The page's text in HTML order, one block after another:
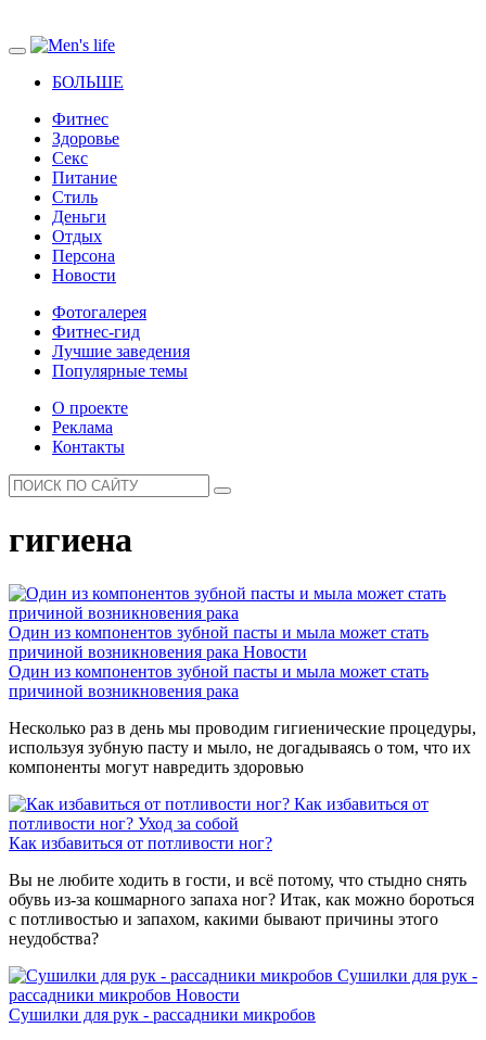
БОЛЬШЕ
Фитнес
Здоровье
Секс
Питание
Стиль
Деньги
Отдых
Персона
Новости
Фотогалерея
Фитнес-гид
Лучшие заведения
Популярные темы
О проекте
Реклама
Контакты
гигиена
Один из компонентов зубной пасты и мыла может стать
причиной возникновения рака Новости
Один из компонентов зубной пасты и мыла может стать
причиной возникновения рака
Несколько раз в день мы проводим гигиенические процедуры,
используя зубную пасту и мыло, не догадываясь о том, что их
компоненты могут навредить здоровью
Как избавиться от
потливости ног? Уход за собой
Как избавиться от потливости ног?
Вы не любите ходить в гости, и всё потому, что стыдно снять
обувь из-за кошмарного запаха ног? Итак, как можно бороться
с потливостью и запахом, какими бывают причины этого
неудобства?
Сушилки для рук -
рассадники микробов Новости
Сушилки для рук - рассадники микробов